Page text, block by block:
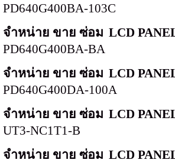
PD640G400BA-103C
จำหน่าย ขาย ซ่อม LCD
PD640G400BA-BA
จำหน่าย ขาย ซ่อม LCD
PD640G400DA-100A
จำหน่าย ขาย ซ่อม LCD
UT3-NC1T1-B
จำหน่าย ขาย ซ่อม LCD